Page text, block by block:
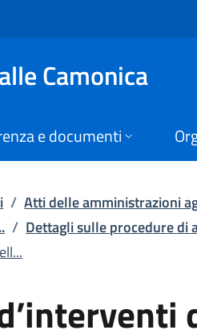
Camonica
e documenti
/ Atti delle amministrazioni
/ Dettagli sulle procedure di